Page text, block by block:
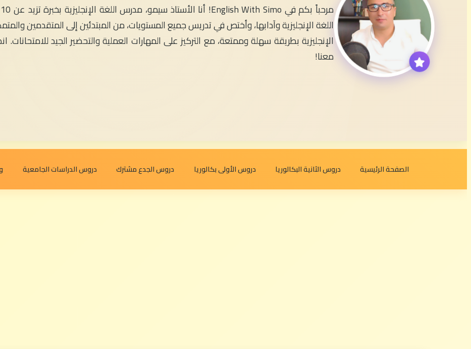
اللغة الإنجليزية وآدابها، وأختص في تدريس جميع المستويات، من المبتدئين إلى المتقدمين
الإنجليزية بطريقة سهلة وممتعة، مع التركيز على المهارات العملية والتحضير الجيد
معنا!
الصفحة الرئيسية دروس الثانية البكالوريا دروس الأولى بكالوريا دروس الجدع مشترك دروس الدراسات الجامعية